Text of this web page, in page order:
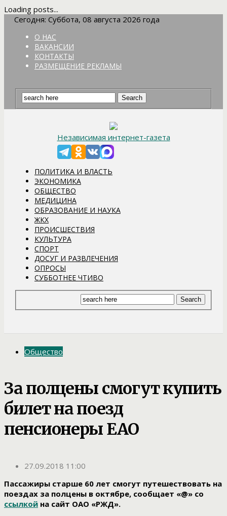
Loading posts...
Сегодня: Суббота, 08 августа 2026 года
О НАС
ВАКАНСИИ
КОНТАКТЫ
РАЗМЕЩЕНИЕ РЕКЛАМЫ
Независимая интернет-газета
ПОЛИТИКА И ВЛАСТЬ
ЭКОНОМИКА
ОБЩЕСТВО
МЕДИЦИНА
ОБРАЗОВАНИЕ И НАУКА
ЖКХ
ПРОИСШЕСТВИЯ
КУЛЬТУРА
СПОРТ
ДОСУГ И РАЗВЛЕЧЕНИЯ
ОПРОСЫ
СУББОТНЕЕ ЧТИВО
Общество
За полцены смогут купить
билет на поезд
пенсионеры ЕАО
27.09.2018 11:00
Пассажиры старше 60 лет смогут путешествовать на
поездах за полцены в октябре, сообщает «@» со
ссылкой на сайт ОАО «РЖД».